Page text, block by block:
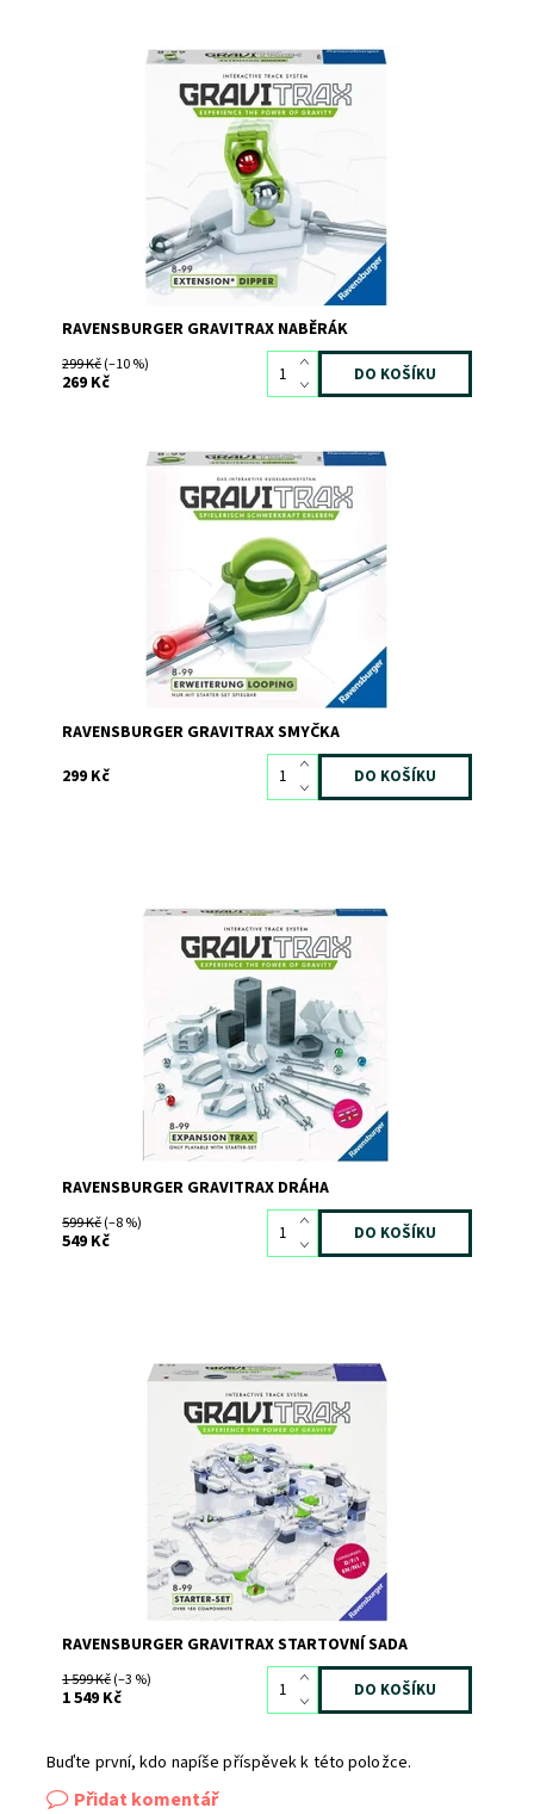
Skladem>3
8935
RAVENSBURGER
RAVENSBURGER GRAVITRAX NABĚRÁK
299 Kč(–10 %)
269 Kč
Skladem3
7184
RAVENSBURGER GRAVITRAX SMYČKA
299 Kč
Prodlužte své dráhy! Tato sada vám umožní pozdvihnout
vaši kuličkovou dráhu na vyšší úroveň.
Skladem3
7223
RAVENSBURGER
RAVENSBURGER GRAVITRAX DRÁHA
599 Kč(–8 %)
549 Kč
Ovládněte gravitaci!
Skladem1
RAVENSBURGER
RAVENSBURGER GRAVITRAX STARTOVNÍ SADA
1 599 Kč(–3 %)
1 549 Kč
Buďte první, kdo napíše příspěvek k této položce.
Přidat komentář